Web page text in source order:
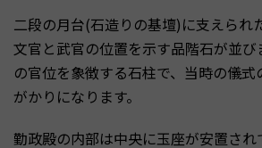
二段の月台(石造りの基壇)に支えられ
文官と武官の位置を示す品階石が並
の官位を象徴する石柱で、当時の儀
がかりになります。
勤政殿の内部は中央に玉座が安置され